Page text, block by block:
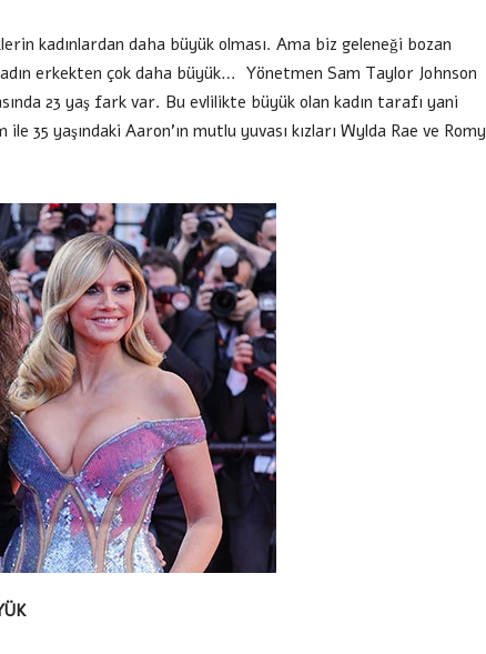
kadınlardan daha büyük olması. Ama biz geleneği bozan
erkekten çok daha büyük… Yönetmen Sam Taylor Johnson
23 yaş fark var. Bu evlilikte büyük olan kadın tarafı yani
35 yaşındaki Aaron’ın mutlu yuvası kızları Wylda Rae ve Romy